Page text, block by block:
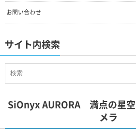
お問い合わせ
サイト内検索
SiOnyx AURORA 満点の星
メラ